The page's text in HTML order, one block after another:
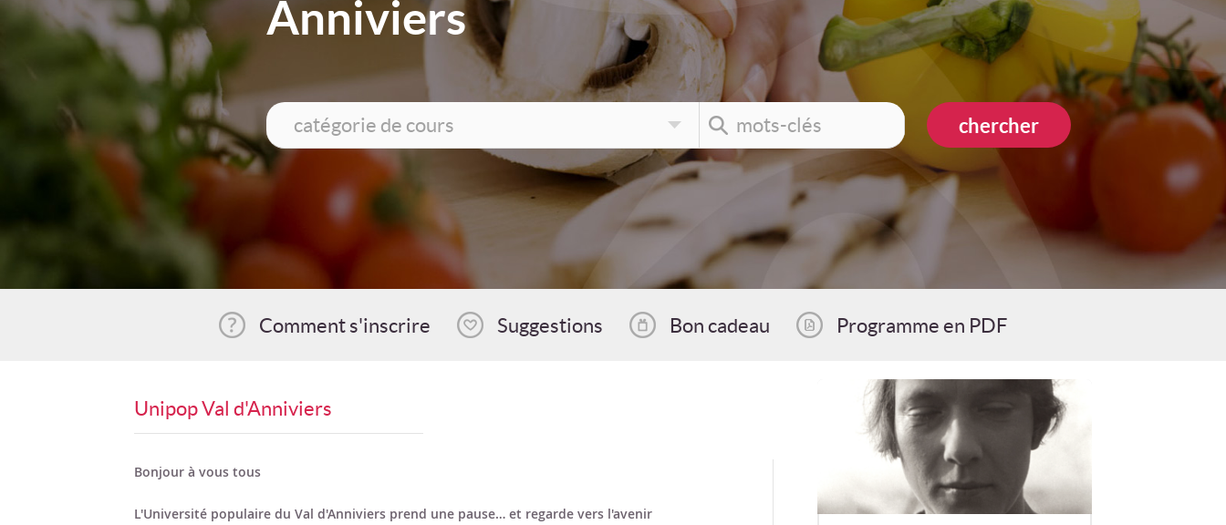
Anniviers
Comment s'inscrire Suggestions Bon cadeau Programme en PDF
Unipop Val d'Anniviers
Bonjour à vous tous
L'Université populaire du Val d'Anniviers prend une pause… et regarde vers l'avenir